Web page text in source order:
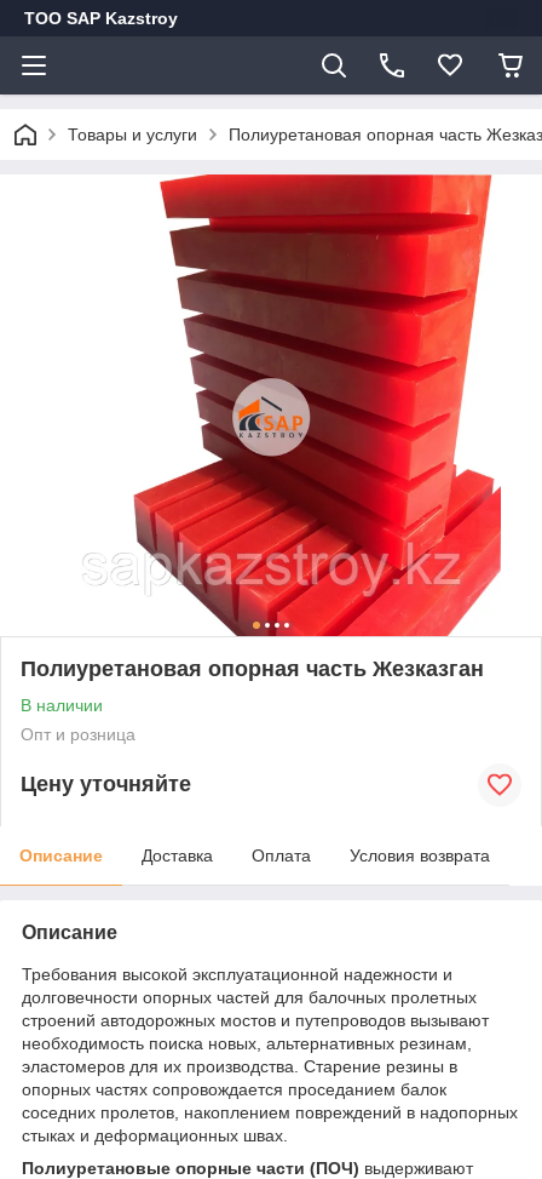
ТОО SAP Kazstroy
Товары и услуги Полиуретановая опорная часть
Полиуретановая опорная часть Жезказган
В наличии
Опт и розница
Цену уточняйте
Описание Доставка Оплата Условия возврата
Описание
Требования высокой эксплуатационной надежности и
долговечности опорных частей для балочных пролетных
строений автодорожных мостов и путепроводов вызывают
необходимость поиска новых, альтернативных резинам,
эластомеров для их производства. Старение резины в
опорных частях сопровождается проседанием балок
соседних пролетов, накоплением повреждений в надопорных
стыках и деформационных швах.
Полиуретановые опорные части (ПОЧ) выдерживают